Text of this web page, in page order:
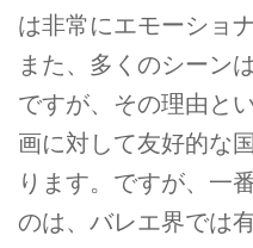
は非常にエモーショ
また、多くのシーン
ですが、その理由と
画に対して友好的な
ります。ですが、一
のは、バレエ界では